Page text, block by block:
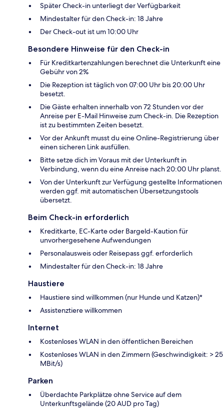
Später Check-in unterliegt der Verfügbarkeit
Mindestalter für den Check-in: 18 Jahre
Der Check-out ist um 10:00 Uhr
Besondere Hinweise für den Check-in
Für Kreditkartenzahlungen berechnet die Unterkunft eine
Gebühr von 2%
Die Rezeption ist täglich von 07:00 Uhr bis 20:00 Uhr
besetzt.
Die Gäste erhalten innerhalb von 72 Stunden vor der
Anreise per E-Mail Hinweise zum Check-in. Die Rezeption
ist zu bestimmten Zeiten besetzt.
Vor der Ankunft musst du eine Online-Registrierung über
einen sicheren Link ausfüllen.
Bitte setze dich im Voraus mit der Unterkunft in
Verbindung, wenn du eine Anreise nach 20:00 Uhr planst.
Von der Unterkunft zur Verfügung gestellte Informationen
werden ggf. mit automatischen Übersetzungstools
übersetzt.
Beim Check-in erforderlich
Kreditkarte, EC-Karte oder Bargeld-Kaution für
unvorhergesehene Aufwendungen
Personalausweis oder Reisepass ggf. erforderlich
Mindestalter für den Check-in: 18 Jahre
Haustiere
Haustiere sind willkommen (nur Hunde und Katzen)*
Assistenztiere willkommen
Internet
Kostenloses WLAN in den öffentlichen Bereichen
Kostenloses WLAN in den Zimmern (Geschwindigkeit: > 25
MBit/s)
Parken
Überdachte Parkplätze ohne Service auf dem
Unterkunftsgelände (20 AUD pro Tag)